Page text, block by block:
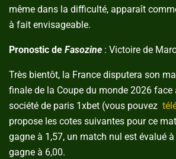
même dans la difficulté, apparaît
à fait envisageable.
Pronostic de Fasozine : Victoire de
Très bientôt, la France disputera son
finale de la Coupe du monde 2026 face
société de paris 1xbet (vous pouvez
propose les cotes suivantes pour ce
gagne à 1,57, un match nul est évalué
gagne à 6,00.